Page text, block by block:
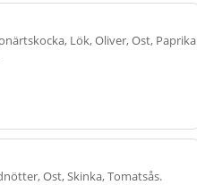
Lök, Oliver, Ost, Paprika
Ost, Skinka, Tomatsås.